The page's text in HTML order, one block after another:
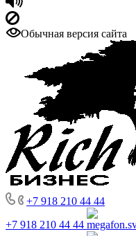
Обычная версия сайта
+7 918 210 44 44
+7 918 210 44 44